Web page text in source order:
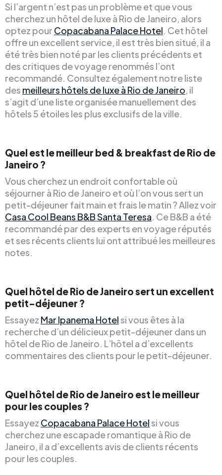
Si l’argent n’est pas un problème et que vous
cherchez un hôtel de luxe à Rio de Janeiro, alors
optez pour Copacabana Palace Hotel. Cet hôtel
offre un excellent service, il est très bien situé, il a
été très bien noté par les clients précédents et
des critiques de voyage renommés l’ont
recommandé. Consultez également notre liste
des meilleurs hôtels de luxe à Rio de Janeiro, il
s’agit d’une liste organisée manuellement des
hôtels 5 étoiles les plus exclusifs de la ville.
Quel est le meilleur bed & breakfast de Rio de
Janeiro ?
Vous cherchez un endroit confortable où
séjourner à Rio de Janeiro et où l’on vous sert un
petit-déjeuner fait main et frais le matin ? Allez voir
Casa Cool Beans B&B Santa Teresa. Ce B&B a été
recommandé par des experts en voyage réputés
et ses récents clients lui ont attribué les meilleures
notes.
Quel hôtel de Rio de Janeiro sert un excellent
petit-déjeuner ?
Essayez Mar Ipanema Hotelsi vous êtes à la
recherche d’un délicieux petit-déjeuner dans un
hôtel de Rio de Janeiro. L’hôtel a d’excellents
commentaires des clients pour le petit-déjeuner.
Quel hôtel de Rio de Janeiro est le meilleur
pour les couples ?
Essayez Copacabana Palace Hotelsi vous
cherchez une escapade romantique à Rio de
Janeiro, il a d’excellents avis de clients récents
pour les couples.